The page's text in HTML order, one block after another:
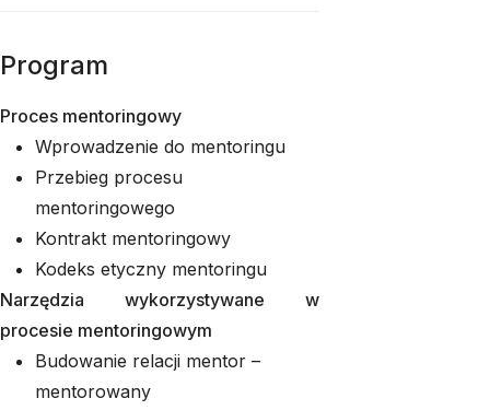
Program
Proces mentoringowy
Wprowadzenie do mentoringu
Przebieg procesu
mentoringowego
Kontrakt mentoringowy
Kodeks etyczny mentoringu
Narzędzia wykorzystywane w
procesie mentoringowym
Budowanie relacji mentor –
mentorowany